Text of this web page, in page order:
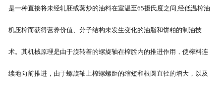
是一种直接将未经轧胚或蒸炒的油料在室温至65摄氏度之间,经低温榨油
机压榨而获得营养价值、分子结构未发生变化的油脂和饼粕的制油技
术。其机械原理是由于旋转着的螺旋轴在榨膛内的推进作用，使榨料连
续地向前推进，由于螺旋轴上榨螺螺距的缩短和根圆直径的增大，以及